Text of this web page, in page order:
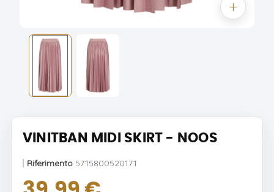
VINITBAN MIDI SKIRT - NOOS
Riferimento 5715800520171